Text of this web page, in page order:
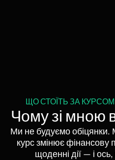
ЩО СТОЇТЬ ЗА КУРСОМ
Чому зі мною
Ми не будуємо
курс змінює фінансову
щоденні дії — і